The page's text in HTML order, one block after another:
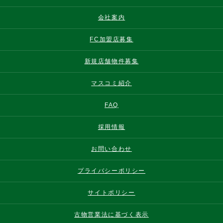
会社案内
FC加盟店募集
新規店舗物件募集
マスコミ紹介
FAQ
採用情報
お問い合わせ
プライバシーポリシー
サイトポリシー
古物営業法に基づく表示